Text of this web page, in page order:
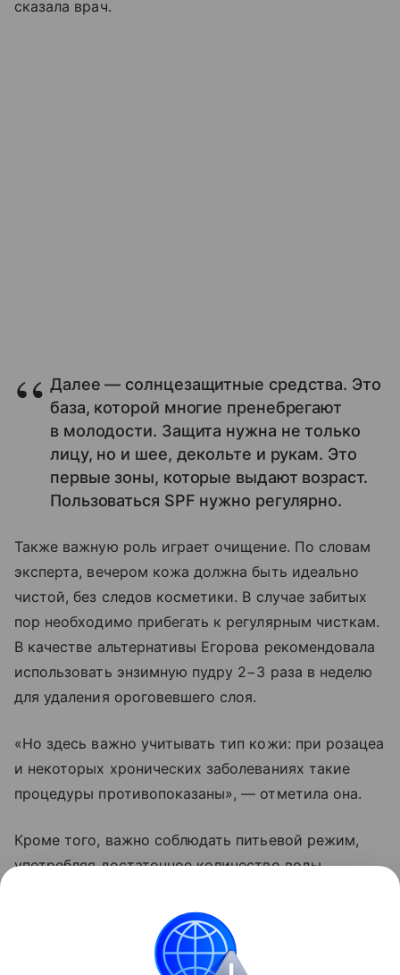
сказала врач.
Далее — солнцезащитные средства. Это
база, которой многие пренебрегают
в молодости. Защита нужна не только
лицу, но и шее, декольте и рукам. Это
первые зоны, которые выдают возраст.
Пользоваться SPF нужно регулярно.
Также важную роль играет очищение. По словам
эксперта, вечером кожа должна быть идеально
чистой, без следов косметики. В случае забитых
пор необходимо прибегать к регулярным чисткам.
В качестве альтернативы Егорова рекомендовала
использовать энзимную пудру 2−3 раза в неделю
для удаления ороговевшего слоя.
«Но здесь важно учитывать тип кожи: при розацеа
и некоторых хронических заболеваниях такие
процедуры противопоказаны», — отметила она.
Кроме того, важно соблюдать питьевой режим,
употребляя достаточное количество воды
от веса — и использовать средства строго